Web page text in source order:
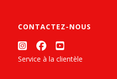
CONTACTEZ-NOUS
Service à la clientèle